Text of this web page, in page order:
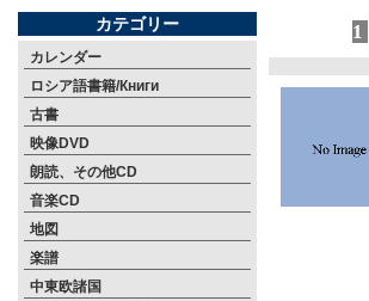
カテゴリー
カレンダー
ロシア語書籍/Книги
古書
映像DVD
朗読、その他CD
音楽CD
地図
楽譜
中東欧諸国
1